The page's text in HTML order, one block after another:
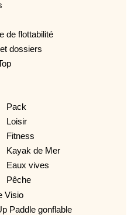
de flottabilité
dossiers
Pack
Loisir
Fitness
Kayak de Mer
Eaux vives
Pêche
Visio
Paddle gonflable